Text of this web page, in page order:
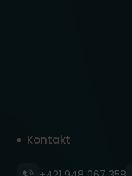
Kontakt